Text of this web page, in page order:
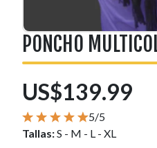
PONCHO
US$139.99
5/5
Tallas:S - M - L - XL